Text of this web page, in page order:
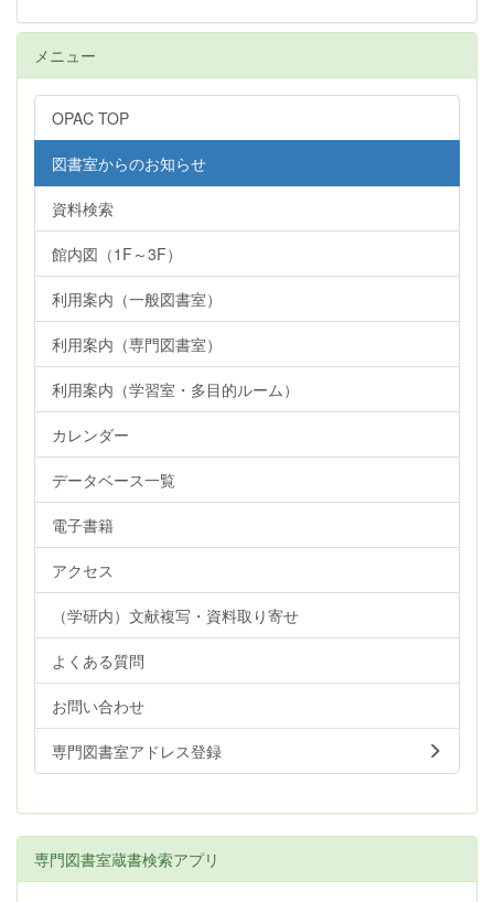
メニュー
OPAC TOP
図書室からのお知らせ
資料検索
館内図（1F～3F）
利用案内（一般図書室）
利用案内（専門図書室）
利用案内（学習室・多目的ルーム）
カレンダー
データベース一覧
電子書籍
アクセス
（学研内）文献複写・資料取り寄せ
よくある質問
お問い合わせ
専門図書室アドレス登録
専門図書室蔵書検索アプリ